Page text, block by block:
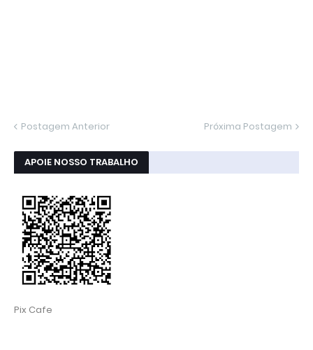
Postagem Anterior Próxima Postagem
APOIE NOSSO TRABALHO
Pix Cafe